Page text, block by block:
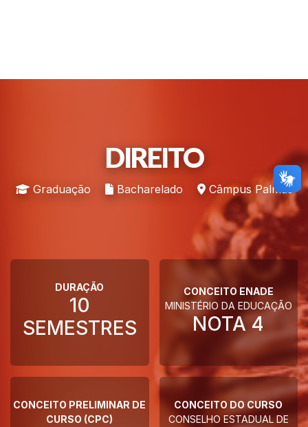
DIREITO
Graduação Bacharelado Câmpus Palmas
DURAÇÃO
10
SEMESTRES
CONCEITO ENADE
MINISTÉRIO DA EDUCAÇÃO
NOTA 4
CONCEITO PRELIMINAR DE
CURSO (CPC)
CONCEITO DO CURSO
CONSELHO ESTADUAL DE